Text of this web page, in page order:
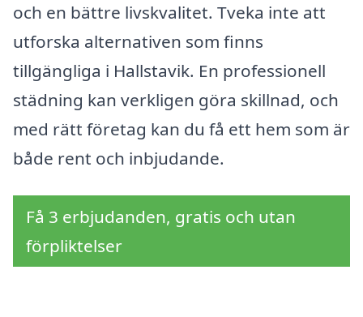
och en bättre livskvalitet. Tveka inte att
utforska alternativen som finns
tillgängliga i Hallstavik. En professionell
städning kan verkligen göra skillnad, och
med rätt företag kan du få ett hem som är
både rent och inbjudande.
Få 3 erbjudanden, gratis och utan
förpliktelser